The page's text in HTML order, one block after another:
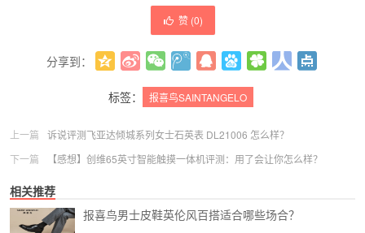
赞 (0)
分享到：
标签：
报喜鸟SAINTANGELO
上一篇
诉说评测飞亚达倾城系列女士石英表 DL21006 怎么样？
下一篇
【感想】创维65英寸智能触摸一体机评测：用了会让你怎么样？
相关推荐
报喜鸟男士皮鞋英伦风百搭适合哪些场合？